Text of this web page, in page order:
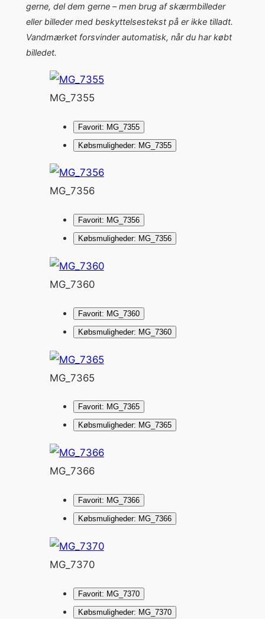
gerne, del dem gerne – men brug af skærmbilleder
eller billeder med beskyttelsestekst på er ikke tilladt.
Vandmærket forsvinder automatisk, når du har købt
billedet.
MG_7355
Favorit: MG_7355
Købsmuligheder: MG_7355
MG_7356
Favorit: MG_7356
Købsmuligheder: MG_7356
MG_7360
Favorit: MG_7360
Købsmuligheder: MG_7360
MG_7365
Favorit: MG_7365
Købsmuligheder: MG_7365
MG_7366
Favorit: MG_7366
Købsmuligheder: MG_7366
MG_7370
Favorit: MG_7370
Købsmuligheder: MG_7370